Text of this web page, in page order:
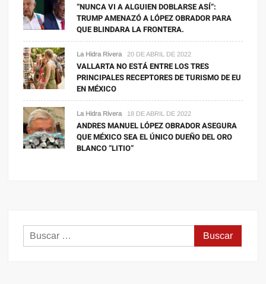
“NUNCA VI A ALGUIEN DOBLARSE ASÍ”:
TRUMP AMENAZÓ A LÓPEZ OBRADOR PARA
QUE BLINDARA LA FRONTERA.
La Hidra Rivera 20 DE ABRIL DE 2022
VALLARTA NO ESTÁ ENTRE LOS TRES
PRINCIPALES RECEPTORES DE TURISMO DE EU
EN MÉXICO
La Hidra Rivera 18 DE ABRIL DE 2022
ANDRES MANUEL LÓPEZ OBRADOR ASEGURA
QUE MÉXICO SEA EL ÚNICO DUEÑO DEL ORO
BLANCO “LITIO”
Buscar: